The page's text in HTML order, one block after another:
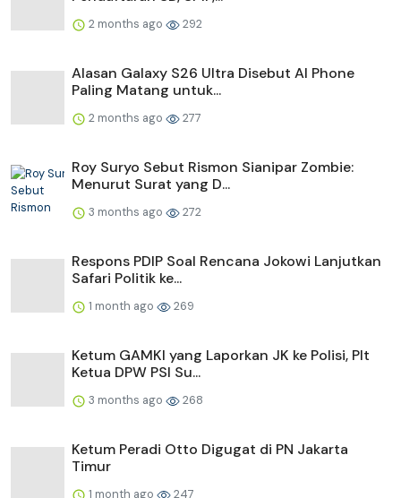
2 months ago 292
Alasan Galaxy S26 Ultra Disebut AI Phone
Paling Matang untuk...
2 months ago 277
Roy Suryo Sebut Rismon Sianipar Zombie:
Menurut Surat yang D...
3 months ago 272
Respons PDIP Soal Rencana Jokowi Lanjutkan
Safari Politik ke...
1 month ago 269
Ketum GAMKI yang Laporkan JK ke Polisi, Plt
Ketua DPW PSI Su...
3 months ago 268
Ketum Peradi Otto Digugat di PN Jakarta
Timur
1 month ago 247